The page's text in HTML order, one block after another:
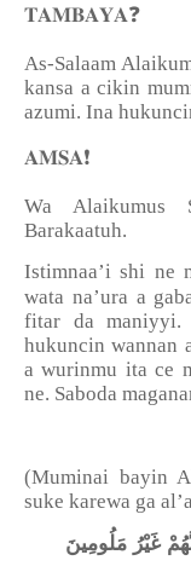
𝐓𝐀𝐌𝐁𝐀𝐘𝐀❓
As-Salaam
kansa a cikin
azumi. Ina
𝐀𝐌𝐒𝐀❗️
Wa Alaikumus
Barakaatuh.
Istimnaa’i shi ne
wata na’ura a
fitar da maniyyi.
hukuncin wannan
a wurinmu ita ce
ne. Saboda
(Muminai bayin
suke karewa ga
غَيْرُ مَلُومِينَ